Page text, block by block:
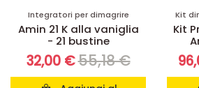
Integratori per dimagrire
Amin 21 K alla vaniglia
- 21 bustine
32,00 €55,18 €
Kit
Kit